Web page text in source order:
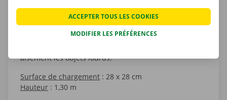
Louer un diable
Vous voulez déplacer facilement un réfrigérateur,
plusieurs cartons de déménagement ou une
aisément les objets lourds.
Surface de chargement : 28 x 28 cm
Hauteur : 1,30 m
MODIFIER LES PRÉFÉRENCES
ACCEPTER TOUS LES COOKIES